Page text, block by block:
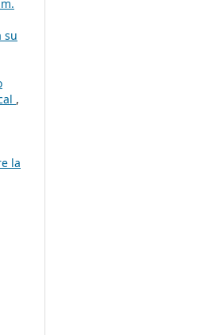
su
,
la